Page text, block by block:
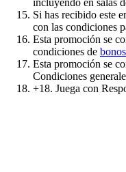
Si has recibido este
con las condiciones
Esta promoción se
condiciones de
Esta promoción se
Condiciones
+18. Juega con